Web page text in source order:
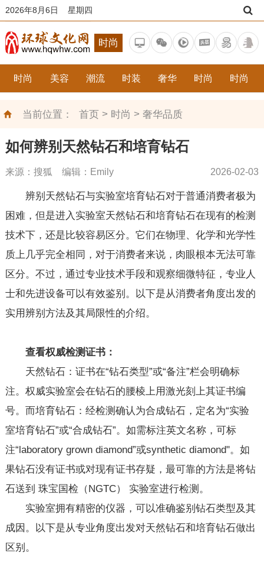
2026年8月6日 星期四
时尚
时尚 美容 潮流 时装 奢华 时尚 时尚
当前位置： 首页> 时尚 > 奢华品质
如何辨别天然钻石和培育钻石
来源：搜狐 编辑：Emily 2026-02-03
辨别天然钻石与实验室培育钻石对于普通消费者极为
困难，但是进入实验室天然钻石和培育钻石在现有的检测
技术下，还是比较容易区分。它们在物理、化学和光学性
质上几乎完全相同，对于消费者来说，肉眼根本无法可靠
区分。不过，通过专业技术手段和观察细微特征，专业人
士和先进设备可以有效鉴别。以下是从消费者角度出发的
实用辨别方法及其局限性的介绍。
查看权威检测证书：
天然钻石：证书在“钻石类型”或“备注”栏会明确标
注。权威实验室会在钻石的腰棱上用激光刻上其证书编
号。而培育钻石：经检测确认为合成钻石，定名为“实验
室培育钻石”或“合成钻石”。如需标注英文名称，可标
注“laboratory grown diamond”或synthetic diamond"。如
果钻石没有证书或对现有证书存疑，最可靠的方法是将钻
石送到 珠宝国检（NGTC） 实验室进行检测。
实验室拥有精密的仪器，可以准确鉴别钻石类型及其
成因。以下是从专业角度出发对天然钻石和培育钻石做出
区别。